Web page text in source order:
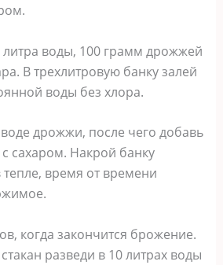
литра воды, 100 грамм дрожжей
В трехлитровую банку залей
воды без хлора.
дрожжи, после чего добавь
сахаром. Накрой банку
время от времени
когда закончится брожение.
разведи в 10 литрах воды